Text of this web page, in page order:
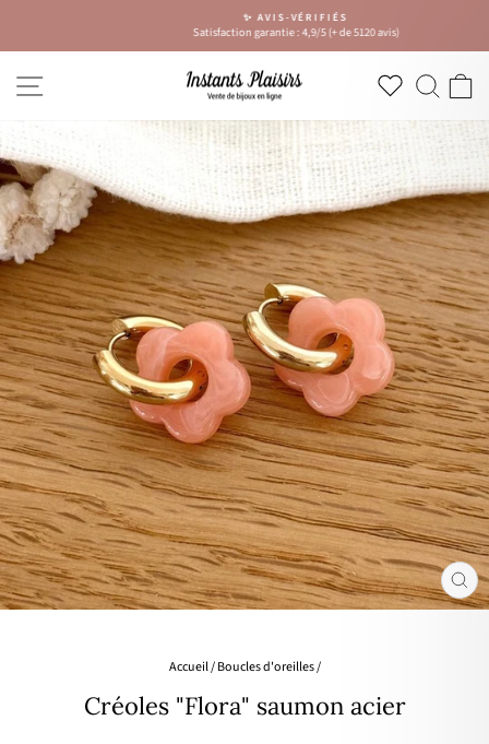
contenu
Diaporama
Pause
✨ AVIS-VÉRIFIÉS
Satisfaction garantie : 4,9/5 (+ de 5120 avis)
Accueil/ Boucles d'oreilles/
Créoles "Flora" saumon acier